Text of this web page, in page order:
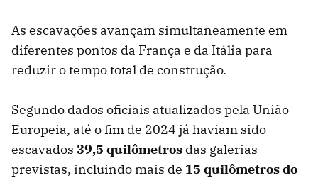
As escavações avançam simultaneamente em
diferentes pontos da França e da Itália para
reduzir o tempo total de construção.
Segundo dados oficiais atualizados pela União
Europeia, até o fim de 2024 já haviam sido
escavados 39,5 quilômetros das galerias
previstas, incluindo mais de 15 quilômetros do